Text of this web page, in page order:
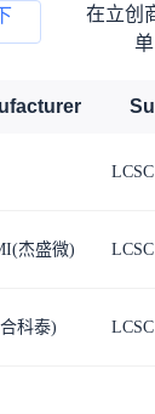
在立创
单
LCSC
杰盛微) LCSC
科泰) LCSC